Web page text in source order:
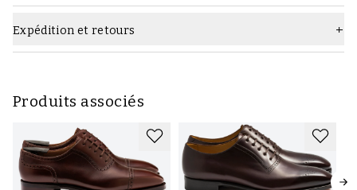
Couleur
Construction cousu Goodyear
Quels produits d'entretien utiliser :
Expédition et retours
Produits associés